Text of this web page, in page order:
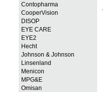
Contopharma
CooperVision
DISOP
EYE CARE
EYE2
Hecht
Johnson & Johnson
Linsenland
Menicon
MPG&E
Omisan